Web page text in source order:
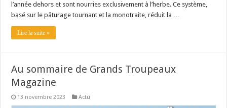
l’année dehors et sont nourries exclusivement à l’herbe. Ce système,
basé sur le pâturage tournant et la monotraite, réduit la …
Lire la suite »
Au sommaire de Grands Troupeaux
Magazine
13 novembre 2023 Actu